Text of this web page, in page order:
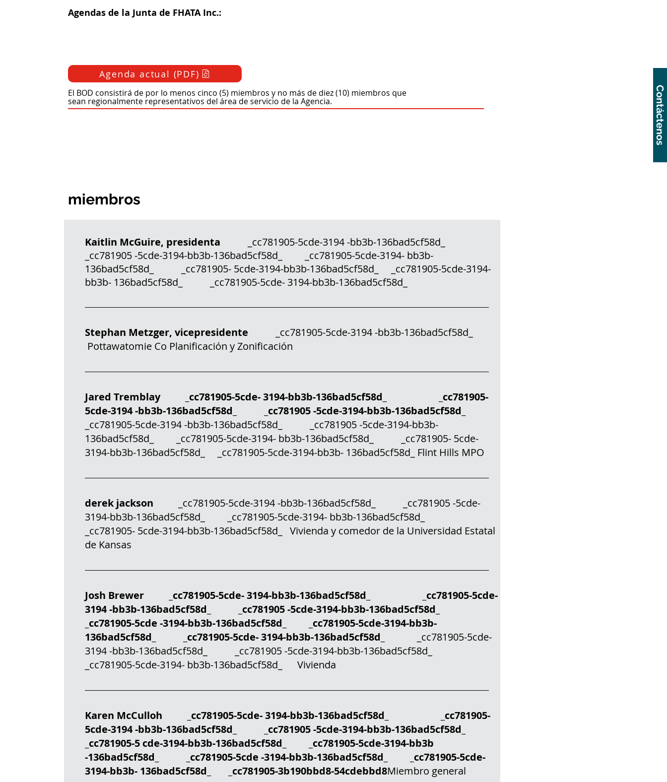
Contáctenos
Agendas de la Junta de FHATA Inc.:
Composición del tablero:
El BOD consistirá de por lo menos cinco (5) miembros y no más de diez (10) miembros que
sean regionalmente representativos del área de servicio de la Agencia.
Agenda actual (PDF)
miembros
Kaitlin McGuire, presidenta
_cc781905-5cde-3194 -bb3b-136bad5cf58d_
_cc781905 -5cde-3194-bb3b-136bad5cf58d_ _cc781905-5cde-3194- bb3b-
136bad5cf58d_ _cc781905- 5cde-3194-bb3b-136bad5cf58d_ _cc781905-5cde-3194-
bb3b- 136bad5cf58d_ _cc781905-5cde- 3194-bb3b-136bad5cf58d_
Stephan Metzger, vicepresidente
_cc781905-5cde-3194 -bb3b-136bad5cf58d_
Pottawatomie Co Planificación y Zonificación
Jared Tremblay _cc781905-5cde- 3194-bb3b-136bad5cf58d_ _cc781905-
5cde-3194 -bb3b-136bad5cf58d_ _cc781905 -5cde-3194-bb3b-136bad5cf58d_
_cc781905-5cde-3194 -bb3b-136bad5cf58d_ _cc781905 -5cde-3194-bb3b-
136bad5cf58d_ _cc781905-5cde-3194- bb3b-136bad5cf58d_ _cc781905- 5cde-
3194-bb3b-136bad5cf58d_ _cc781905-5cde-3194-bb3b- 136bad5cf58d_ Flint Hills MPO
derek jackson _cc781905-5cde-3194 -bb3b-136bad5cf58d_ _cc781905 -5cde-
3194-bb3b-136bad5cf58d_ _cc781905-5cde-3194- bb3b-136bad5cf58d_
_cc781905- 5cde-3194-bb3b-136bad5cf58d_ Vivienda y comedor de la Universidad Estatal
de Kansas
Josh Brewer _cc781905-5cde- 3194-bb3b-136bad5cf58d_ _cc781905-5cde-
3194 -bb3b-136bad5cf58d_ _cc781905 -5cde-3194-bb3b-136bad5cf58d_
_cc781905-5cde -3194-bb3b-136bad5cf58d_ _cc781905-5cde-3194-bb3b-
136bad5cf58d_ _cc781905-5cde- 3194-bb3b-136bad5cf58d_
_cc781905-5cde-
3194 -bb3b-136bad5cf58d_ _cc781905 -5cde-3194-bb3b-136bad5cf58d_
_cc781905-5cde-3194- bb3b-136bad5cf58d_ Vivienda
Karen McCulloh _cc781905-5cde- 3194-bb3b-136bad5cf58d_ _cc781905-
5cde-3194 -bb3b-136bad5cf58d_ _cc781905 -5cde-3194-bb3b-136bad5cf58d_
_cc781905-5 cde-3194-bb3b-136bad5cf58d_ _cc781905-5cde-3194-bb3b
-136bad5cf58d_ _cc781905-5cde -3194-bb3b-136bad5cf58d_ _cc781905-5cde-
3194-bb3b- 136bad5cf58d_ _cc781905-3b190bbd8-54cdebbd8Miembro general